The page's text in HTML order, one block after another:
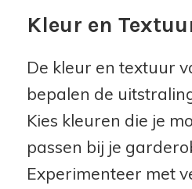
Kleur en
De kleur en textuur
bepalen de
Kies kleuren die je
passen bij je
Experimenteer met